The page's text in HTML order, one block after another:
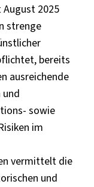
August 2025
strenge
bereits
ausreichende
sowie
im
vermittelt die
und